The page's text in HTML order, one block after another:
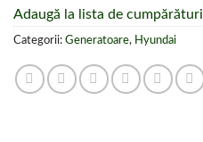
Adaugă la lista de cumpărături
Categorii: Generatoare, Hyundai